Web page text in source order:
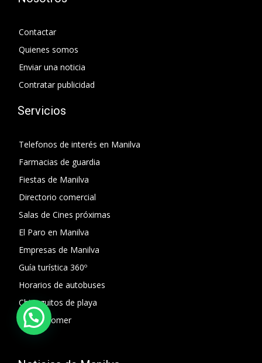
Contactar
Quienes somos
Enviar una noticia
Contratar publicidad
Servicios
Telefonos de interés en Manilva
Farmacias de guardia
Fiestas de Manilva
Directorio comercial
Salas de Cines próximas
El Paro en Manilva
Empresas de Manilva
Guía turística 360º
Horarios de autobuses
Chiringuitos de playa
Donde comer